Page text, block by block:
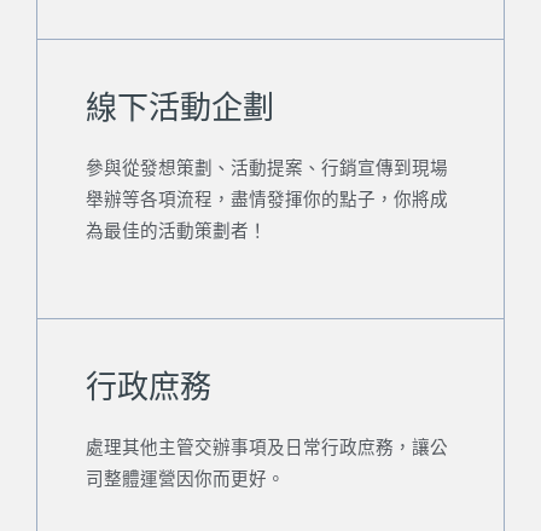
線下活動企劃
參與從發想策劃、活動提案、行銷宣傳到現場
舉辦等各項流程，盡情發揮你的點子，你將成
為最佳的活動策劃者！
行政庶務
處理其他主管交辦事項及日常行政庶務，讓公
司整體運營因你而更好。